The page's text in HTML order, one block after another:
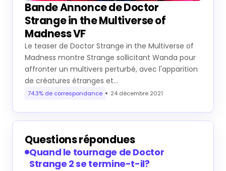
Bande Annonce de Doctor
Strange in the Multiverse of
Madness VF
Le teaser de Doctor Strange in the Multiverse of
Madness montre Strange sollicitant Wanda pour
affronter un multivers perturbé, avec l'apparition
de créatures étranges et…
74.3% de correspondance 24 décembre 2021
Questions répondues
Quand le tournage de Doctor
Strange 2 se termine-t-il?